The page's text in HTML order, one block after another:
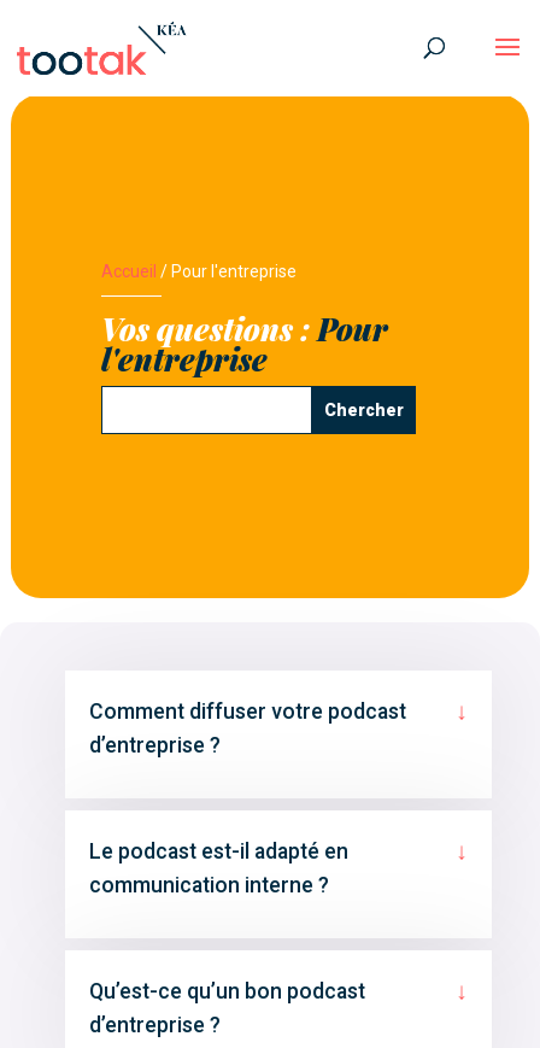
Accueil / Pour l'entreprise
Vos questions : Pour
l'entreprise
Comment diffuser votre podcast
d’entreprise ?
↓
Le podcast est-il adapté en
communication interne ?
↓
Qu’est-ce qu’un bon podcast
d’entreprise ?
↓